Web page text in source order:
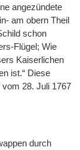
angezündete
am obern Theil
schon
Flügel; Wie
Kaiserlichen
ist.“ Diese
28. Juli 1767
durch